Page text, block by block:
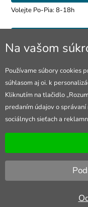
Volejte Po-Pia: 8-18h
Predajňa v
Otevřeno Po-Pia: 10-18h
Na vašom
Používame súbory cookies
súhlasom aj oi. k
Kliknutím na tlačidlo
predaním údajov o
sociálnych sieťach a